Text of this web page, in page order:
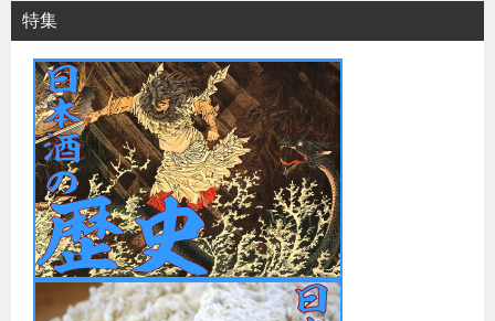
特集